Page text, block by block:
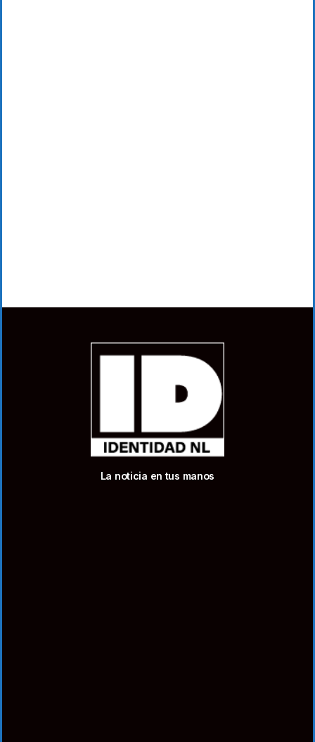
La noticia en tus manos